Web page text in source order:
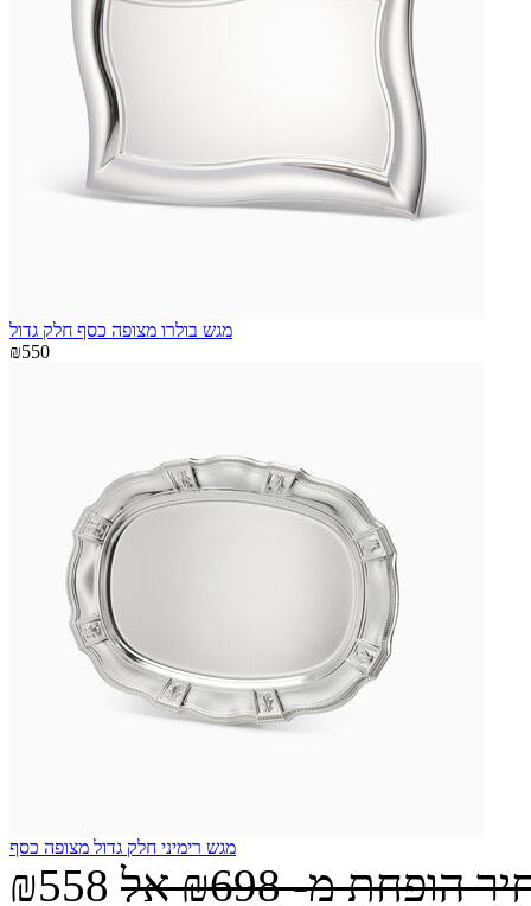
מגש בולרו מצופה כסף חלק גדול
₪550
מגש רימיני חלק גדול מצופה כסף
₪558 הופחת מ-₪698 אל